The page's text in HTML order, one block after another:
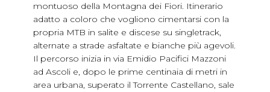
montuoso della Montagna dei Fiori. Itinerario
adatto a coloro che vogliono cimentarsi con la
propria MTB in salite e discese su singletrack,
alternate a strade asfaltate e bianche più agevoli.
Il percorso inizia in via Emidio Pacifici Mazzoni
ad Ascoli e, dopo le prime centinaia di metri in
area urbana, superato il Torrente Castellano, sale